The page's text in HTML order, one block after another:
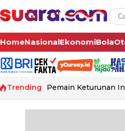
HomeNasionalEkonomiBola
Trending Pemain Keturunan